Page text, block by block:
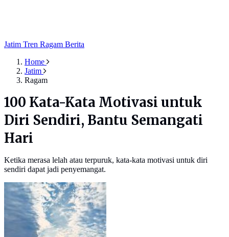
Jatim Tren Ragam Berita
Home
Jatim
Ragam
100 Kata-Kata Motivasi untuk
Diri Sendiri, Bantu Semangati
Hari
Ketika merasa lelah atau terpuruk, kata-kata motivasi untuk diri
sendiri dapat jadi penyemangat.